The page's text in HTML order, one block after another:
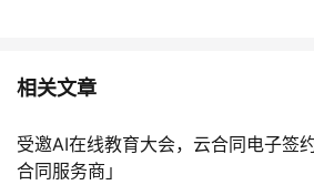
相关文章
受邀AI在线教育大会，云合同电子签
合同服务商」